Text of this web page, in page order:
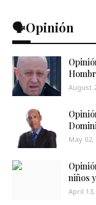
🗣️Opinión
August
May 02,
niños
April 13,